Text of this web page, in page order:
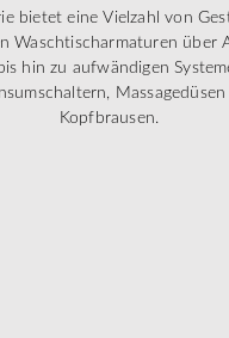
bietet eine Vielzahl von
Waschtischarmaturen über
hin zu aufwändigen
Kopfbrausen.